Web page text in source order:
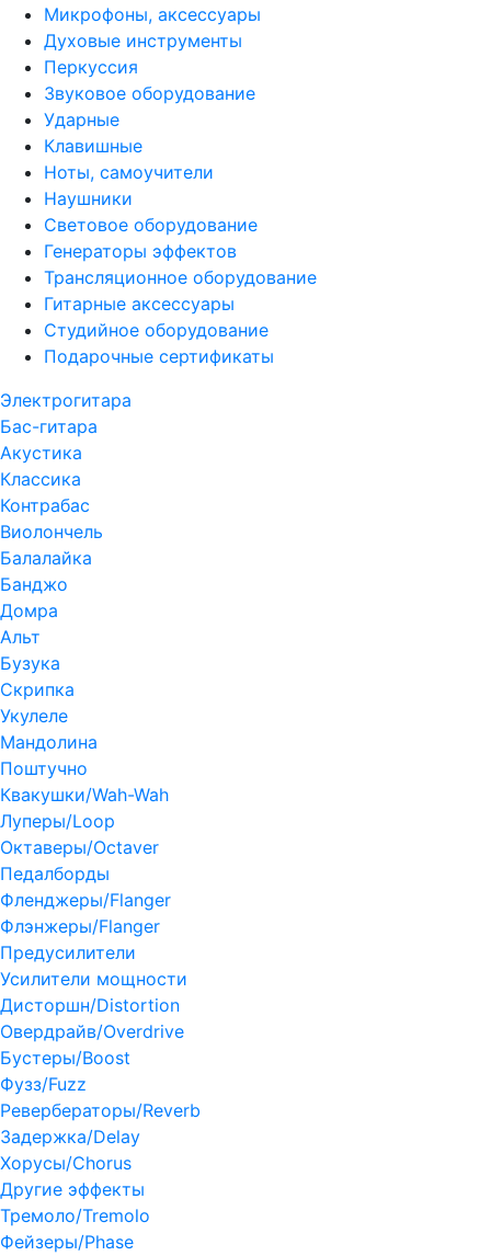
Микрофоны, аксессуары
Духовые инструменты
Перкуссия
Звуковое оборудование
Ударные
Клавишные
Ноты, самоучители
Наушники
Световое оборудование
Генераторы эффектов
Трансляционное оборудование
Гитарные аксессуары
Студийное оборудование
Подарочные сертификаты
Электрогитара
Бас-гитара
Акустика
Классика
Контрабас
Виолончель
Балалайка
Банджо
Домра
Альт
Бузука
Скрипка
Укулеле
Мандолина
Поштучно
Квакушки/Wah-Wah
Луперы/Loop
Октаверы/Octaver
Педалборды
Фленджеры/Flanger
Флэнжеры/Flanger
Предусилители
Усилители мощности
Дисторшн/Distortion
Овердрайв/Overdrive
Бустеры/Boost
Фузз/Fuzz
Ревербераторы/Reverb
Задержка/Delay
Хорусы/Chorus
Другие эффекты
Тремоло/Tremolo
Фейзеры/Phase